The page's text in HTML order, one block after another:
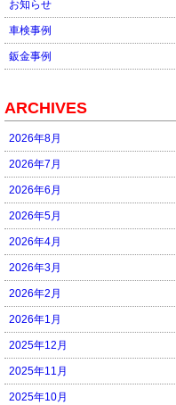
お知らせ
車検事例
鈑金事例
ARCHIVES
2026年8月
2026年7月
2026年6月
2026年5月
2026年4月
2026年3月
2026年2月
2026年1月
2025年12月
2025年11月
2025年10月